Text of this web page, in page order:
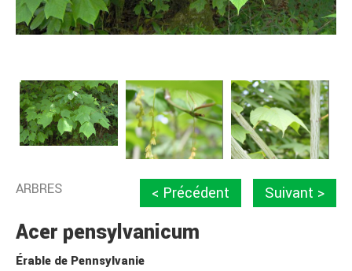
Suivant >
< Précédent
ARBRES
Acer pensylvanicum
Érable de Pennsylvanie